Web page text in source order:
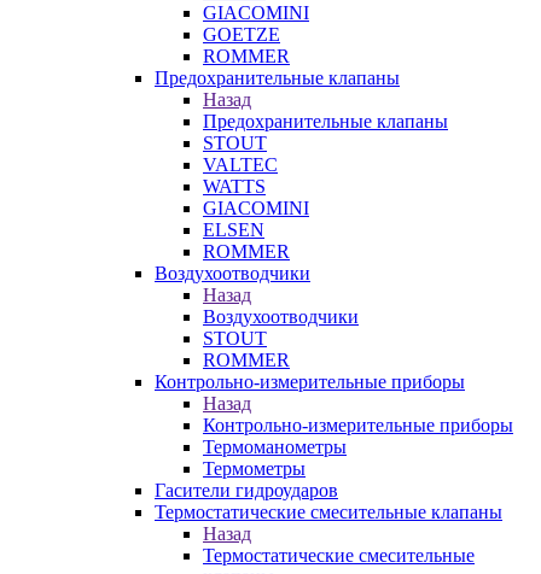
GIACOMINI
GOETZE
ROMMER
Предохранительные клапаны
Назад
Предохранительные клапаны
STOUT
VALTEC
WATTS
GIACOMINI
ELSEN
ROMMER
Воздухоотводчики
Назад
Воздухоотводчики
STOUT
ROMMER
Контрольно-измерительные приборы
Назад
Контрольно-измерительные приборы
Термоманометры
Термометры
Гасители гидроударов
Термостатические смесительные клапаны
Назад
Термостатические смесительные